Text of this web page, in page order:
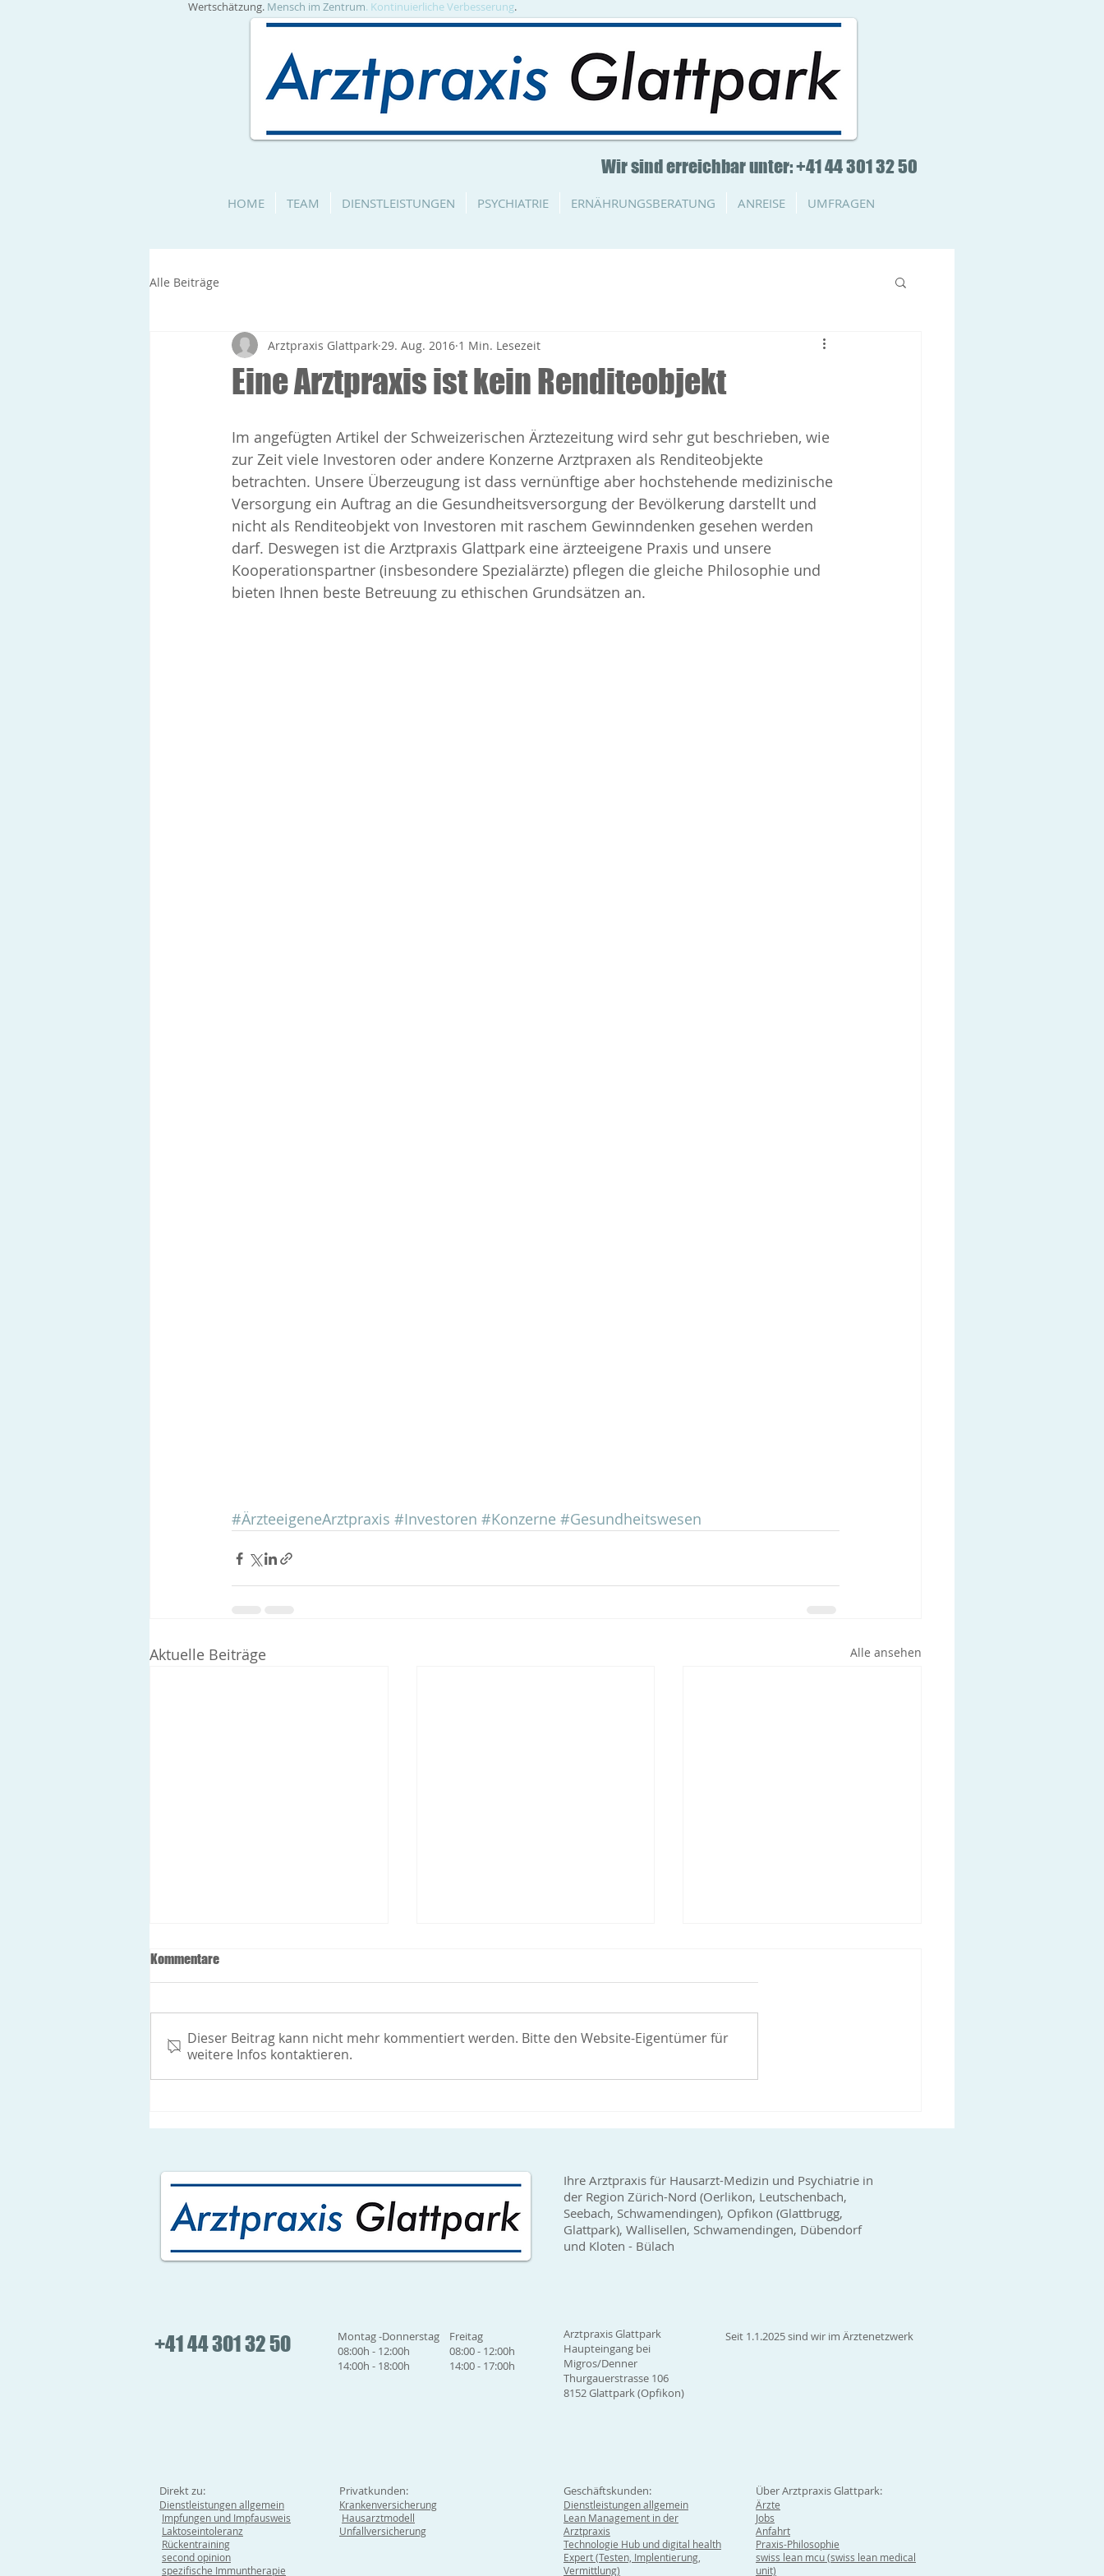
Wertschätzung. Mensch im Zentrum. Kontinuierliche Verbesserung.
Wir sind erreichbar unter: +41 44 301 32 50
HOME TEAM DIENSTLEISTUNGEN PSYCHIATRIE ERNÄHRUNGSBERATUNG ANREISE UMFRAGEN
Alle Beiträge
Eine Arztpraxis ist kein Renditeobjekt
Arztpraxis Glattpark 29. Aug. 2016 1 Min. Lesezeit
Im angefügten Artikel der Schweizerischen Ärztezeitung wird sehr gut beschrieben, wie
zur Zeit viele Investoren oder andere Konzerne Arztpraxen als Renditeobjekte
betrachten. Unsere Überzeugung ist dass vernünftige aber hochstehende medizinische
Versorgung ein Auftrag an die Gesundheitsversorgung der Bevölkerung darstellt und
nicht als Renditeobjekt von Investoren mit raschem Gewinndenken gesehen werden
darf. Deswegen ist die Arztpraxis Glattpark eine ärzteeigene Praxis und unsere
Kooperationspartner (insbesondere Spezialärzte) pflegen die gleiche Philosophie und
bieten Ihnen beste Betreuung zu ethischen Grundsätzen an.
#ÄrzteeigeneArztpraxis #Investoren #Konzerne #Gesundheitswesen
Aktuelle Beiträge Alle ansehen
Öffnungszeiten während der
Feiertage
Gynäkologie: geschlossen
Montag 27.12.2021 und
Dienstag 28.12.2021:
Covid-19 Impfungen (Hersteller
wieder Erstimpfungen sowie
Verfügbarkeit des Impfstoffes
bei uns telefonisch...
Kommentare
Dieser Beitrag kann nicht mehr kommentiert werden. Bitte den Website-Eigentümer für
weitere Infos kontaktieren.
Ihre Arztpraxis für Hausarzt-Medizin und Psychiatrie in
der Region Zürich-Nord (Oerlikon, Leutschenbach,
Seebach, Schwamendingen), Opfikon (Glattbrugg,
Glattpark), Wallisellen, Schwamendingen, Dübendorf
und Kloten - Bülach
+41 44 301 32 50
Montag -Donnerstag
08:00h - 12:00h
14:00h - 18:00h
Freitag
08:00 - 12:00h
14:00 - 17:00h
Arztpraxis Glattpark
Haupteingang bei
Migros/Denner
Thurgauerstrasse 106
8152 Glattpark (Opfikon)
Seit 1.1.2025 sind wir im Ärztenetzwerk
Direkt zu:
Dienstleistungen allgemein
Impfungen und Impfausweis
Laktoseintoleranz
Rückentraining
second opinion
spezifische Immuntherapie
Privatkunden:
Krankenversicherung
Hausarztmodell
Unfallversicherung
Geschäftskunden:
Dienstleistungen allgemein
Lean Management in der
Arztpraxis
Technologie Hub und digital health
Expert (Testen, Implentierung,
Vermittlung)
Über Arztpraxis Glattpark:
Ärzte
Jobs
Anfahrt
Praxis-Philosophie
swiss lean mcu (swiss lean medical
unit)